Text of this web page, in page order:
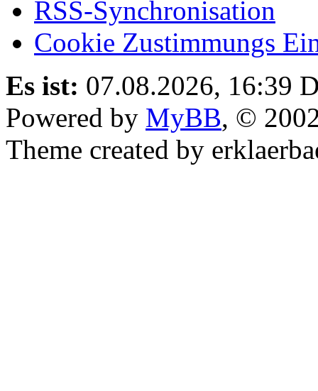
RSS-Synchronisation
Cookie Zustimmungs
Es ist: 07.08.2026, 16:39
Powered by MyBB, ©
Theme created by